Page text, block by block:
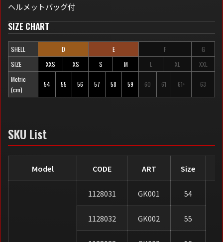
ヘルメットバッグ付
SIZE CHART
SHELL D E F
G
SIZE
XXS XS S M L XL
XXL
Metric
(cm)
54 55 56 57 58 59 60 61 61+ 63
SKU List
Model CODE ART Size
1128031 GK001 54
1128032 GK002 55